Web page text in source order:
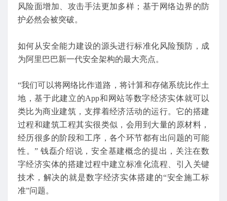
风险面增加、攻击手法更加多样；基于网络边界的防
护必然会被突破。
如何从安全能力建设的源头进行标准化风险预防，成
为阿里巴巴新一代安全架构的最大亮点。
“我们可以将网络比作道路，将计算和存储系统比作土
地，基于此建立的App和网站等数字经济实体就可以
类比为商业建筑，支撑着经济活动的运行。它的搭建
过程和建筑工程其实很类似，会用到大量的原材料，
经历很多的阶段和工序，各个环节都有出问题的可能
性。” 钱磊介绍说，安全基建概念的提出，关注在数
字经济实体的搭建过程中建立标准化流程、引入关键
技术，解决的就是数字经济实体搭建的“安全施工标
准”问题。